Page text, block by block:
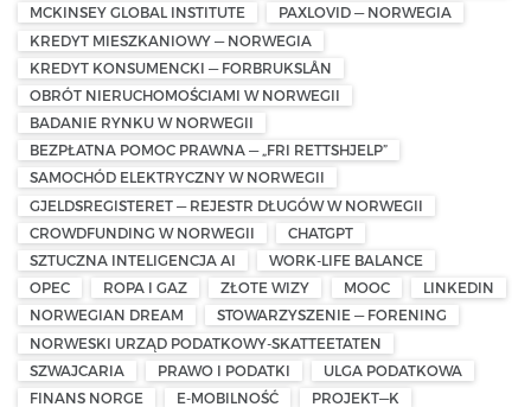
MCKINSEY GLOBAL INSTITUTE
PAXLOVID — NORWEGIA
KREDYT MIESZKANIOWY — NORWEGIA
KREDYT KONSUMENCKI — FORBRUKSLÅN
OBRÓT NIERUCHOMOŚCIAMI W NORWEGII
BADANIE RYNKU W NORWEGII
BEZPŁATNA POMOC PRAWNA — „FRI RETTSHJELP”
SAMOCHÓD ELEKTRYCZNY W NORWEGII
GJELDSREGISTERET — REJESTR DŁUGÓW W NORWEGII
CROWDFUNDING W NORWEGII
CHATGPT
SZTUCZNA INTELIGENCJA AI
WORK-LIFE BALANCE
OPEC
ROPA I GAZ ZŁOTE WIZY MOOC
LINKEDIN
NORWEGIAN DREAM
STOWARZYSZENIE — FORENING
NORWESKI URZĄD PODATKOWY-SKATTEETATEN
SZWAJCARIA
PRAWO I PODATKI
ULGA PODATKOWA
FINANS NORGE
E-MOBILNOŚĆ
PROJEKT—K